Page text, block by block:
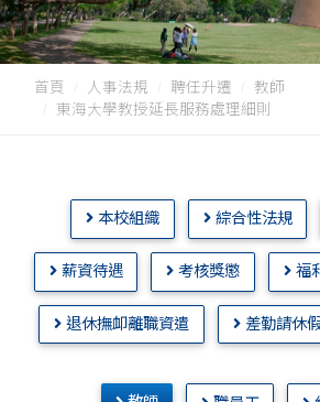
首頁 人事法規 聘任升遷
教師
東海大學教授延長服務處理細則
本校組織 綜合性法規
薪資待遇 考核獎懲 福
退休撫卹離職資遣 差勤請休假